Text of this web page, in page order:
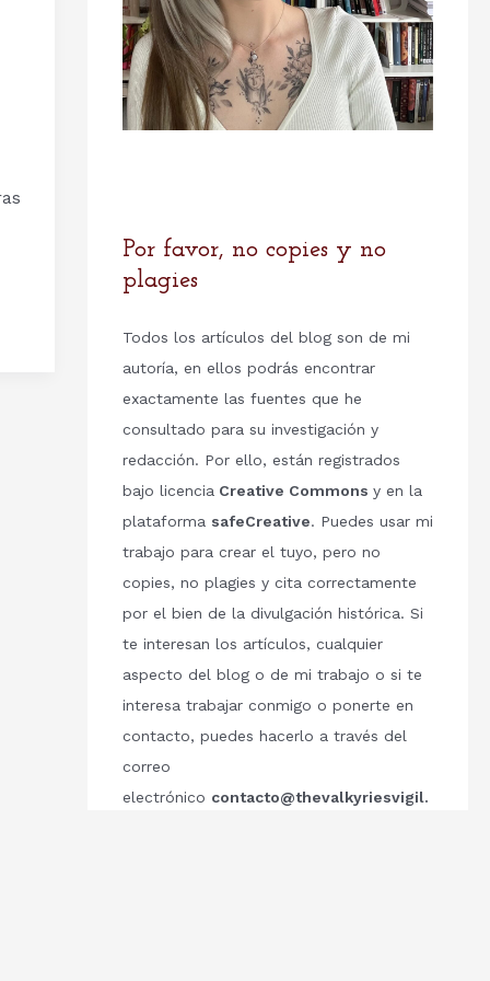
Por favor, no copies y no
plagies
Todos los artículos del blog son de mi
autoría, en ellos podrás encontrar
exactamente las fuentes que he
consultado para su investigación y
redacción. Por ello, están registrados
bajo licencia Creative Commons y en la
plataforma safeCreative. Puedes usar mi
trabajo para crear el tuyo, pero no
copies, no plagies y cita correctamente
por el bien de la divulgación histórica. Si
te interesan los artículos, cualquier
aspecto del blog o de mi trabajo o si te
interesa trabajar conmigo o ponerte en
contacto, puedes hacerlo a través del
correo
electrónico contacto@thevalkyriesvigil.